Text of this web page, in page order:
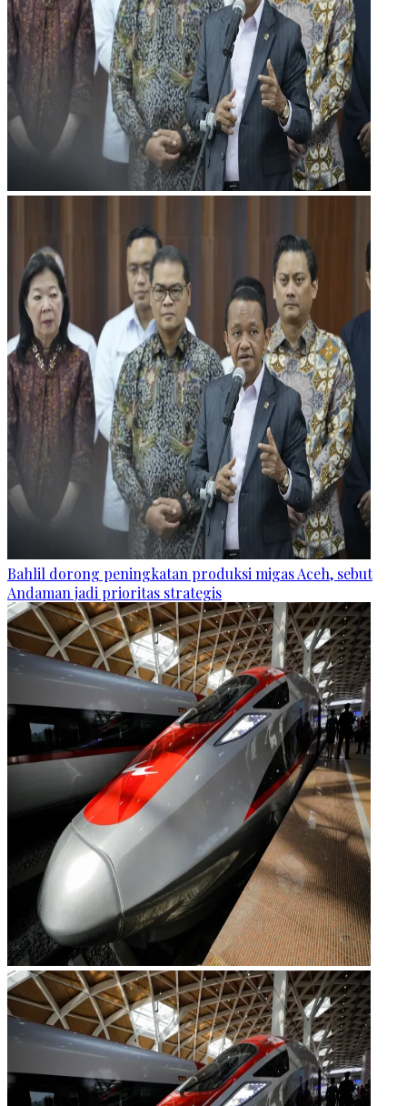
Bahlil dorong peningkatan produksi migas Aceh, sebut
Andaman jadi prioritas strategis